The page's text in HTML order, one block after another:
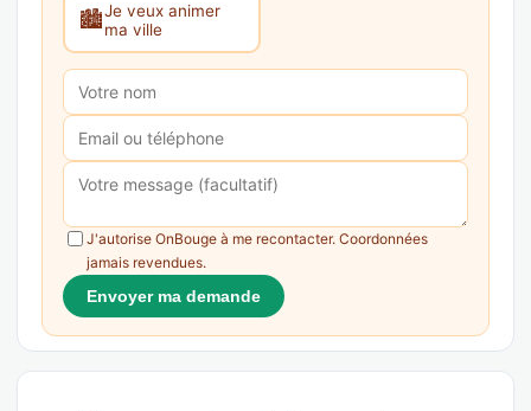
🏙️Je veux animer
ma ville
J'autorise OnBouge à me recontacter. Coordonnées
jamais revendues.
Envoyer ma demande